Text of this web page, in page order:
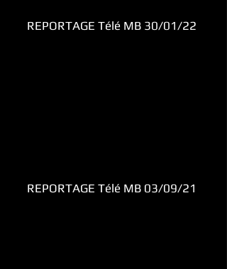
REPORTAGE Télé MB 30/01/22
REPORTAGE Télé MB 03/09/21